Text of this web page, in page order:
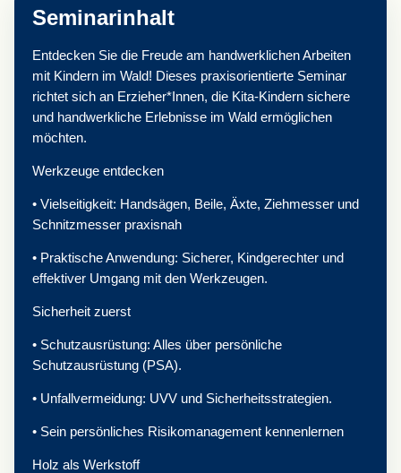
Seminarinhalt
Entdecken Sie die Freude am handwerklichen Arbeiten
mit Kindern im Wald! Dieses praxisorientierte Seminar
richtet sich an Erzieher*Innen, die Kita-Kindern sichere
und handwerkliche Erlebnisse im Wald ermöglichen
möchten.
Werkzeuge entdecken
• Vielseitigkeit: Handsägen, Beile, Äxte, Ziehmesser und
Schnitzmesser praxisnah
• Praktische Anwendung: Sicherer, Kindgerechter und
effektiver Umgang mit den Werkzeugen.
Sicherheit zuerst
• Schutzausrüstung: Alles über persönliche
Schutzausrüstung (PSA).
• Unfallvermeidung: UVV und Sicherheitsstrategien.
• Sein persönliches Risikomanagement kennenlernen
Holz als Werkstoff